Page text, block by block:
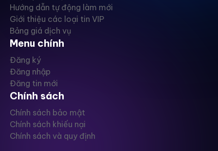
Hướng dẫn tự động làm mới
Giới thiệu các loại tin VIP
Bảng giá dịch vụ
Menu chính
Đăng ký
Đăng nhập
Đăng tin mới
Chính sách
Chính sách bảo mật
Chính sách khiếu nại
Chính sách và quy định